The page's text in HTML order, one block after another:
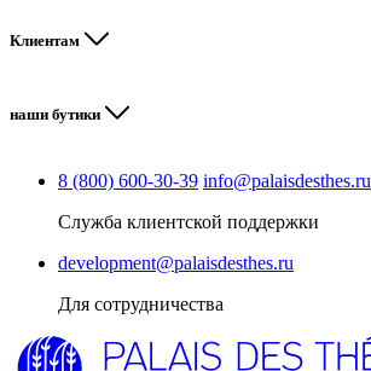
Клиентам
наши бутики
8 (800) 600-30-39 info@palaisdesthes.ru
Служба клиентской поддержки
development@palaisdesthes.ru
Для сотрудничества